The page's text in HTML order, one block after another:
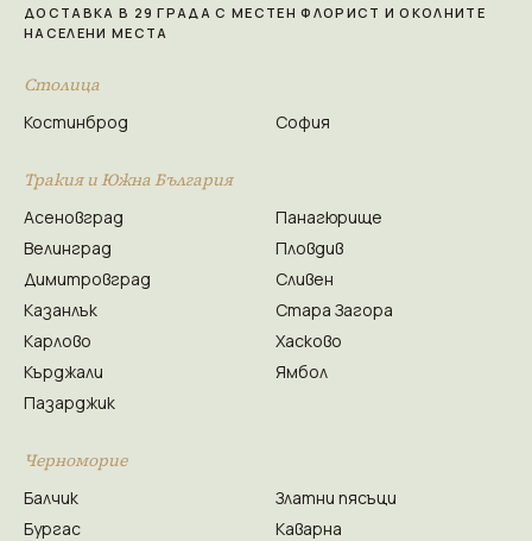
ДОСТАВКА В 29 ГРАДА С МЕСТЕН ФЛОРИСТ И ОКОЛНИТЕ
НАСЕЛЕНИ МЕСТА
Столица
Костинброд София
Тракия и Южна България
Асеновград
Велинград
Димитровград
Казанлък
Карлово
Кърджали
Пазарджик
Панагюрище
Пловдив
Сливен
Стара Загора
Хасково
Ямбол
Черноморие
Балчик
Бургас
Златни пясъци
Каварна